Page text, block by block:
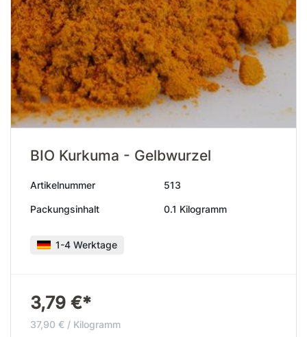
BIO Kurkuma - Gelbwurzel
Artikelnummer 513
Packungsinhalt 0.1 Kilogramm
1-4 Werktage
3,79 €*
37,90 € / Kilogramm